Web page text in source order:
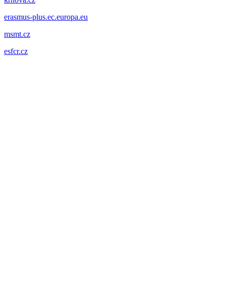
erasmus-plus.ec.europa.eu
msmt.cz
esfcr.cz